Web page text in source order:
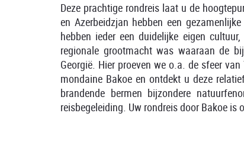
Deze prachtige rondreis laat u de
en Azerbeidzjan hebben een
hebben ieder een duidelijke eigen
regionale grootmacht was waaraan de
Georgië. Hier proeven we o.a. de sfeer
mondaine Bakoe en ontdekt u deze
brandende bermen bijzondere
reisbegeleiding. Uw rondreis door Bakoe is